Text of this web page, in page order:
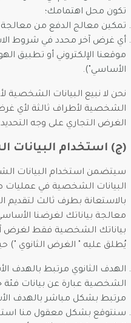
تكون محل اهتمامك؛
تمكين معالج الدفع من معالجة
أي غرض آخر محدد في شروط
موقعنا الإلكتروني أو تطبيق
الأساسي").
نحن لا نبيع البيانات الشخصية
الشخصية لأطراف ثالثة لأي
الغرض التجاري على وجه
(ج) استخدام البيانات
سيتضمن استخدام البيانات
البيانات الشخصية في عمليات
بالاستعانة بطرف ثالث
معالجة بياناتك لغرضنا
بياناتك الشخصية فقط لغرض
يُطلق عليه " الغرض الثانوي ")
الهدف الثانوي مرتبط بالهدف
الشخصية عبارة عن بيانات فئة
مرتبط بشكل مباشر بالهدف
سنتوقع بشكل معقول منا